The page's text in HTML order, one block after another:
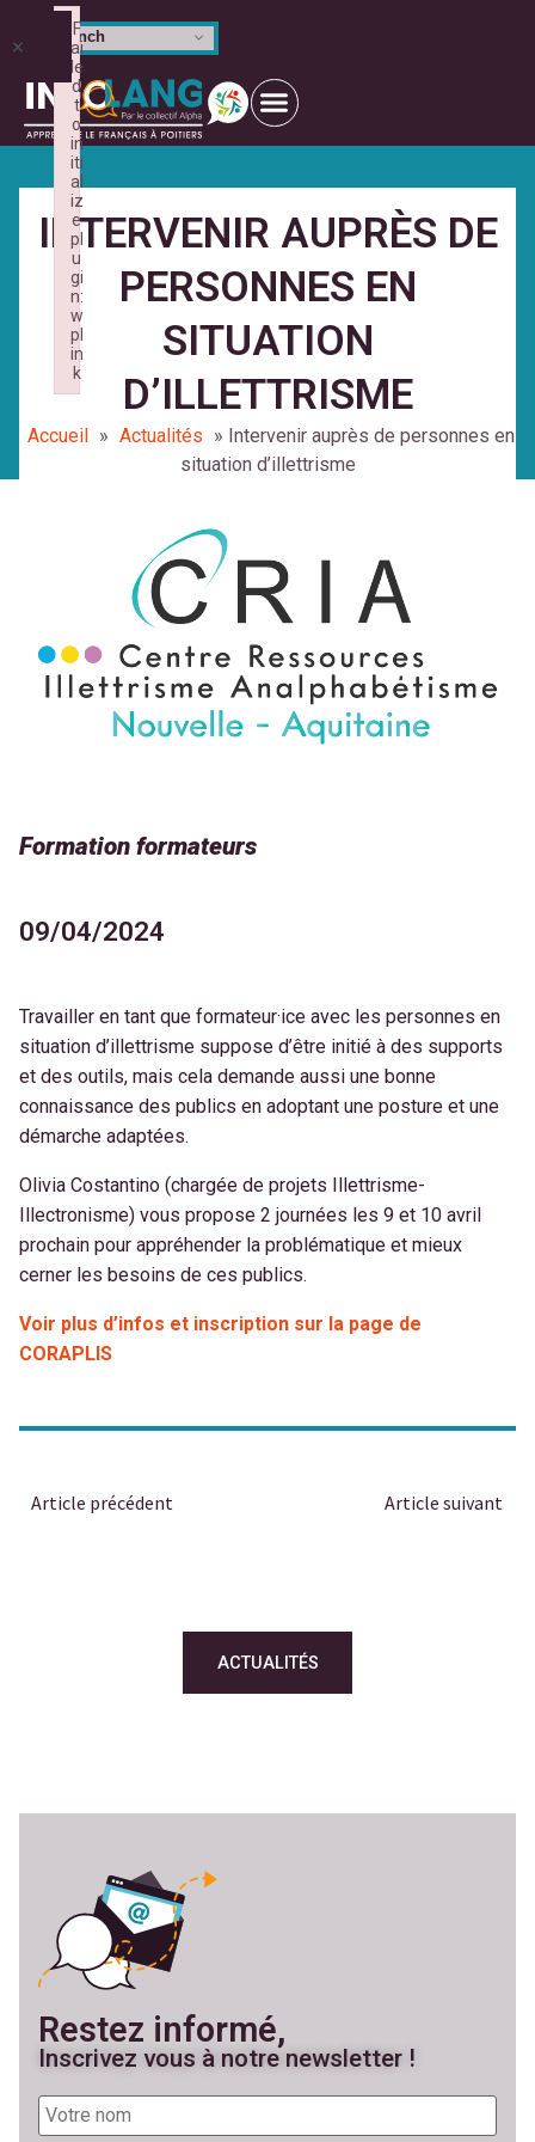
French
INTERVENIR AUPRÈS DE
PERSONNES EN
SITUATION
D’ILLETTRISME
Accueil » Actualités » Intervenir auprès de personnes en
situation d’illettrisme
Formation formateurs
09/04/2024
Travailler en tant que formateur·ice avec les personnes en
situation d’illettrisme suppose d’être initié à des supports
et des outils, mais cela demande aussi une bonne
connaissance des publics en adoptant une posture et une
démarche adaptées.
Olivia Costantino (chargée de projets Illettrisme-
Illectronisme) vous propose 2 journées les 9 et 10 avril
prochain pour appréhender la problématique et mieux
cerner les besoins de ces publics.
Voir plus d’infos et inscription sur la page de
CORAPLIS
Article précédent Article suivant
ACTUALITÉS
Restez informé,
Inscrivez vous à notre newsletter !
Votre
nom
F
ai
le
d
t
o
in
iti
al
iz
e
pl
u
gi
n:
w
pl
in
k
×
Failed to initialize plugin: wplink